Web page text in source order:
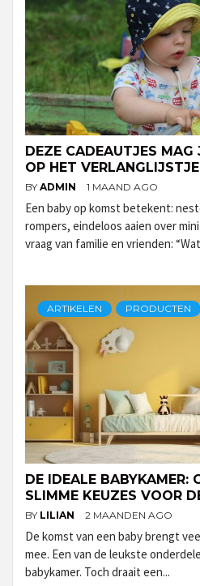
DEZE CADEAUTJES MAG
OP HET
BY ADMIN 1 MAAND AGO
Een baby op komst betekent:
rompers, eindeloos aaien over
vraag van familie en vrienden:
ARTIKELEN PRODUCTEN
DE IDEALE BABYKAMER:
SLIMME KEUZES VOOR
BY LILIAN 2 MAANDEN AGO
De komst van een baby brengt
mee. Een van de leukste
babykamer. Toch draait een...